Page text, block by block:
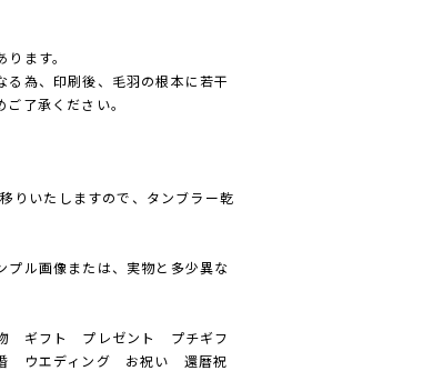
ます。
為、印刷後、毛羽の根本に若干
了承ください。
りいたしますので、タンブラー乾
プル画像または、実物と多少異な
ギフト プレゼント プチギフ
ウエディング お祝い 還暦祝